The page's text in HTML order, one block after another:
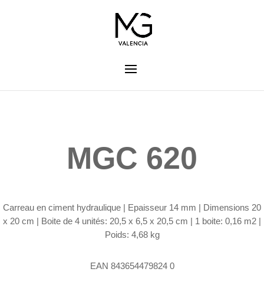
MGC 620
Carreau en ciment hydraulique | Epaisseur 14 mm | Dimensions 20
x 20 cm | Boite de 4 unités: 20,5 x 6,5 x 20,5 cm | 1 boite: 0,16 m2 |
Poids: 4,68 kg
EAN 843654479824 0